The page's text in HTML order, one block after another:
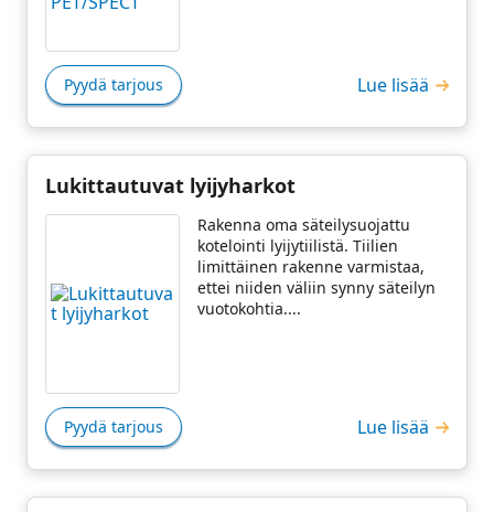
Pyydä tarjous Lue lisää
Lukittautuvat lyijyharkot
Rakenna oma säteilysuojattu
kotelointi lyijytiilistä. Tiilien
limittäinen rakenne varmistaa,
ettei niiden väliin synny säteilyn
vuotokohtia....
Pyydä tarjous Lue lisää